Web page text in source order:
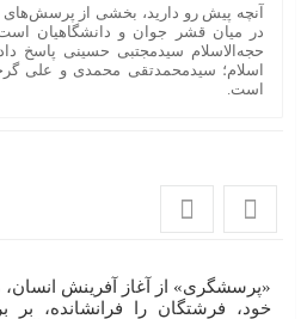
روایت سردار فلاح‌زاده از نقش
در شکوفایی اعتکاف
روایت آیت‌الله موسوی اصفهانی
آنچه پیش رو دارید، بخشی از پرسش‌های
در میان قشر جوان و دانشگاهیان
حجه‌الاسلام سیدمجتبی حسینی
اسلام؛ سیدمحمدتقی محمدی و علی
است.
«پرسش‏گری» از آغاز آفرینش انسان،
خود، فرشتگان را فرانشانده،